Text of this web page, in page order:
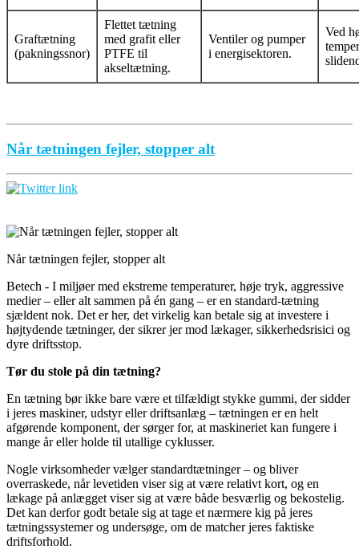
Graftætning
(pakningssnor)
Flettet tætning
med grafit eller
PTFE til
akseltætning.
Ventiler og pumper
i energisektoren.
Ved
Når tætningen fejler, stopper alt
Når tætningen fejler, stopper alt
Betech - I miljøer med ekstreme temperaturer, høje tryk, aggressive
medier – eller alt sammen på én gang – er en standard-tætning
sjældent nok. Det er her, det virkelig kan betale sig at investere i
højtydende tætninger, der sikrer jer mod lækager, sikkerhedsrisici og
dyre driftsstop.
Tør du stole på din tætning?
En tætning bør ikke bare være et tilfældigt stykke gummi, der sidder
i jeres maskiner, udstyr eller driftsanlæg – tætningen er en helt
afgørende komponent, der sørger for, at maskineriet kan fungere i
mange år eller holde til utallige cyklusser.
Nogle virksomheder vælger standardtætninger – og bliver
overraskede, når levetiden viser sig at være relativt kort, og en
lækage på anlægget viser sig at være både besværlig og bekostelig.
Det kan derfor godt betale sig at tage et nærmere kig på jeres
tætningssystemer og undersøge, om de matcher jeres faktiske
driftsforhold.